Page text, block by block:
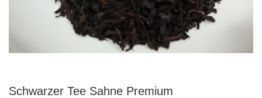
Schwarzer Tee Sahne Premium